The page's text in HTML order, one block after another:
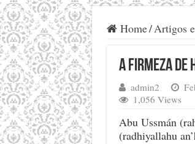
Home/Artigos
A firmeza de
admin2
1,056 Views
Abu Ussmán
(radhiyallahu